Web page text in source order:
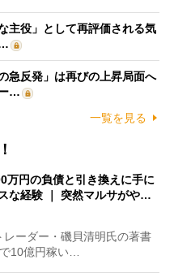
主役」として再評価される気
急反発」は再びの上昇局面へ
…
一覧を見る
万円の負債と引き換えに手に
な経験 ｜ 突然マルサがや…
ーダー・磯貝清明氏の著書
10億円稼い…